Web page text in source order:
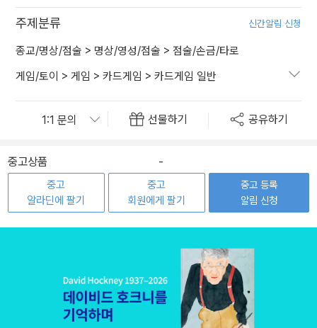
주제분류 신간알림 신청
종교/명상/점술 > 명상/영성/점술 > 점술/손금/타로
게임/토이 > 게임 > 카드게임 > 카드게임 일반
선물하기 공유하기
중고상품 -
중고
알라딘에 팔기
중고
회원에게 팔기
중고 등록
알림 신청